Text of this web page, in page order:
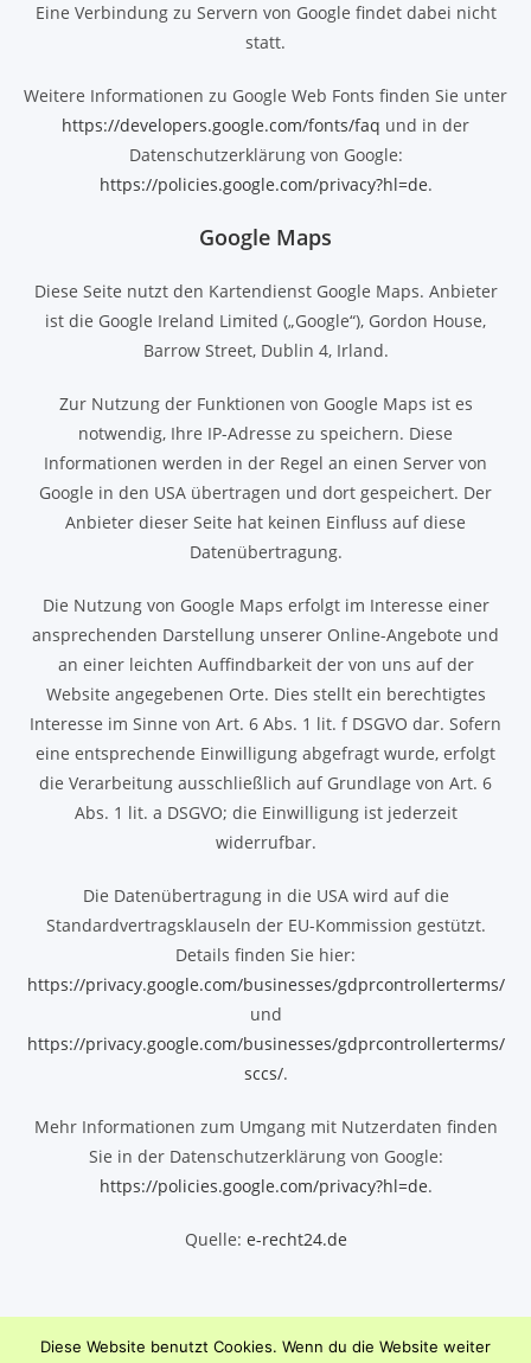
Eine Verbindung zu Servern von Google findet dabei nicht
statt.
Weitere Informationen zu Google Web Fonts finden Sie unter
https://developers.google.com/fonts/faq und in der
Datenschutzerklärung von Google:
https://policies.google.com/privacy?hl=de.
Google Maps
Diese Seite nutzt den Kartendienst Google Maps. Anbieter
ist die Google Ireland Limited („Google“), Gordon House,
Barrow Street, Dublin 4, Irland.
Zur Nutzung der Funktionen von Google Maps ist es
notwendig, Ihre IP-Adresse zu speichern. Diese
Informationen werden in der Regel an einen Server von
Google in den USA übertragen und dort gespeichert. Der
Anbieter dieser Seite hat keinen Einfluss auf diese
Datenübertragung.
Die Nutzung von Google Maps erfolgt im Interesse einer
ansprechenden Darstellung unserer Online-Angebote und
an einer leichten Auffindbarkeit der von uns auf der
Website angegebenen Orte. Dies stellt ein berechtigtes
Interesse im Sinne von Art. 6 Abs. 1 lit. f DSGVO dar. Sofern
eine entsprechende Einwilligung abgefragt wurde, erfolgt
die Verarbeitung ausschließlich auf Grundlage von Art. 6
Abs. 1 lit. a DSGVO; die Einwilligung ist jederzeit
widerrufbar.
Die Datenübertragung in die USA wird auf die
Standardvertragsklauseln der EU-Kommission gestützt.
Details finden Sie hier:
https://privacy.google.com/businesses/gdprcontrollerterms/
und
https://privacy.google.com/businesses/gdprcontrollerterms/
sccs/.
Mehr Informationen zum Umgang mit Nutzerdaten finden
Sie in der Datenschutzerklärung von Google:
https://policies.google.com/privacy?hl=de.
Quelle: e-recht24.de
Diese Website benutzt Cookies. Wenn du die Website weiter